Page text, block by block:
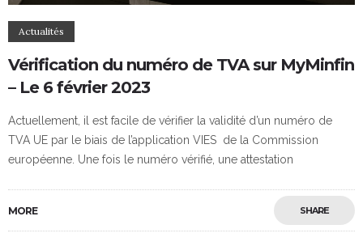
Actualités
Vérification du numéro de TVA sur MyMinfin
– Le 6 février 2023
Actuellement, il est facile de vérifier la validité d’un numéro de
TVA UE par le biais de l’application VIES de la Commission
européenne. Une fois le numéro vérifié, une attestation
MORE SHARE